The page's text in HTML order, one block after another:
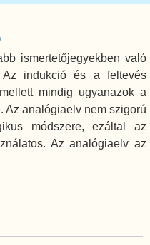
ismertetőjegyekben való
Az indukció és a feltevés
mindig ugyanazok a
Az analógiaelv nem szigorú
módszere, ezáltal az
Az analógiaelv az